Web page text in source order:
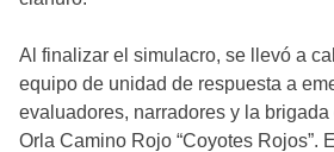
Al finalizar el simulacro, se llevó a
equipo de unidad de respuesta a
evaluadores, narradores y la
Orla Camino Rojo “Coyotes Rojos”.